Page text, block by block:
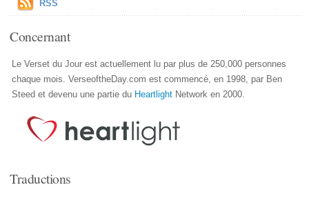
RSS
Concernant
Le Verset du Jour est actuellement lu par plus de 250,000 personnes
chaque mois. VerseoftheDay.com est commencé, en 1998, par Ben
Steed et devenu une partie du Heartlight Network en 2000.
Traductions